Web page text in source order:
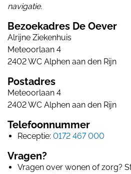
navigatie.
Bezoekadres De Oever
Alrijne Ziekenhuis
Meteoorlaan 4
2402 WC Alphen aan den Rijn
Postadres
Meteoorlaan 4
2402 WC Alphen aan den Rijn
Telefoonnummer
Receptie: 0172 467 000
Vragen?
Vragen over wonen of zorg?